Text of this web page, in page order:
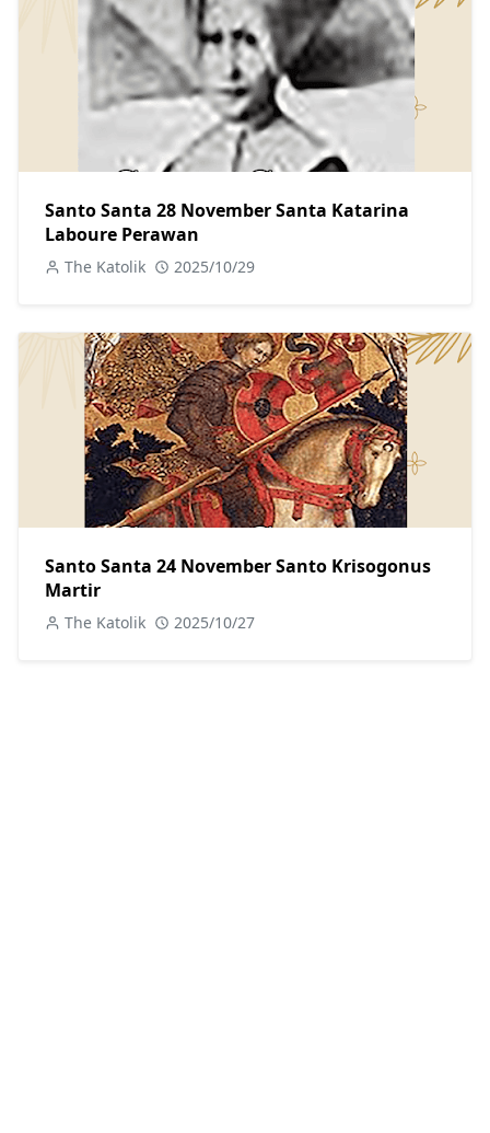
Santo Santa 28 November Santa Katarina
Laboure Perawan
The Katolik 2025/10/29
Santo Santa 24 November Santo Krisogonus
Martir
The Katolik 2025/10/27